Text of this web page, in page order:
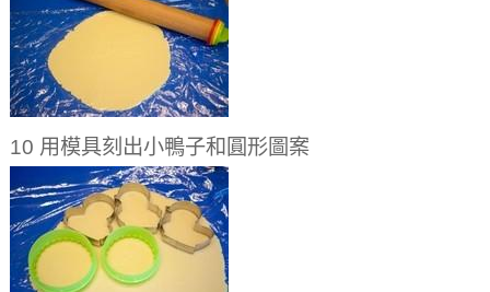
10 用模具刻出小鴨子和圓形圖案